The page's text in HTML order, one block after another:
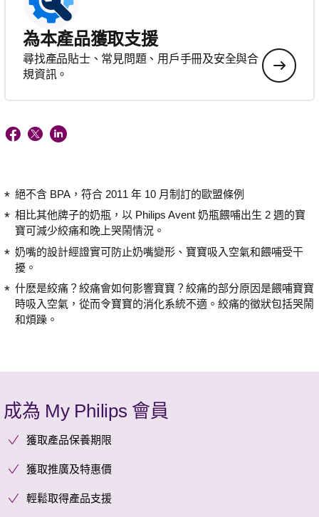
為本產品獲取支援
尋找產品貼士、常見問題、用戶手冊及安全與合
規資訊。
絕不含 BPA，符合 2011 年 10 月制訂的歐盟條例
相比其他牌子的奶瓶，以 Philips Avent 奶瓶餵哺出生 2 週的寶
寶可減少絞痛和晚上哭鬧情況。
奶嘴的設計經證實可防止奶嘴變形、寶寶吸入空氣和餵哺受干
擾。
什麽是絞痛？絞痛會如何影響寶寶？絞痛的部分原因是餵哺寶寶
時吸入空氣，從而令寶寶的消化系統不適。絞痛的徵狀包括哭鬧
和煩躁。
成為 My Philips 會員
獲取產品保養期限
獲取推廣及特惠價
輕鬆取得產品支援